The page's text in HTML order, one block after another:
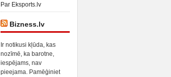
Par Eksports.lv
Bizness.lv
Ir notikusi kļūda, kas
nozīmē, ka barotne,
iespējams, nav
pieejama. Pamēģiniet